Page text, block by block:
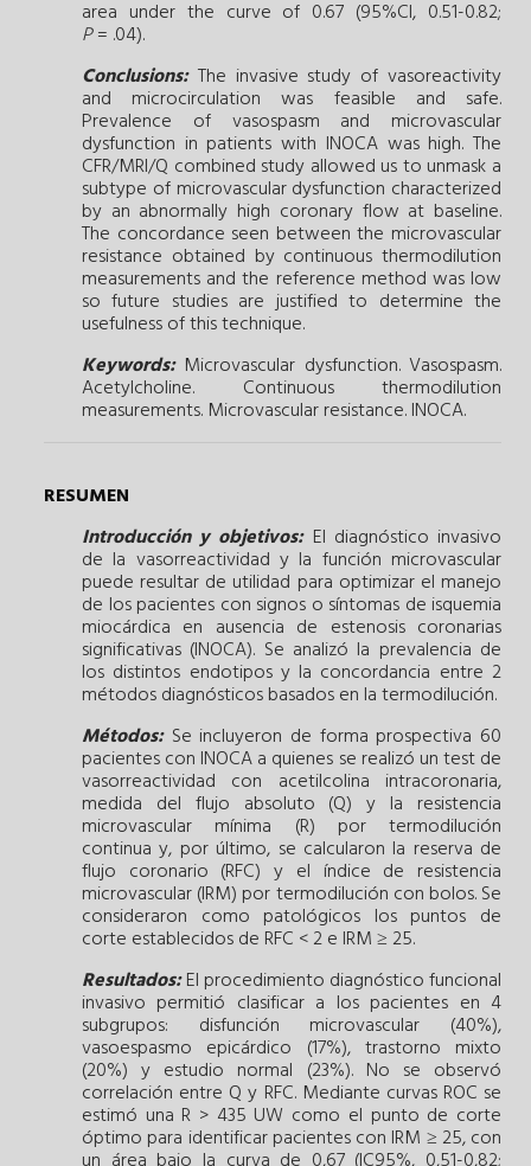
area under the curve of 0.67 (95%CI, 0.51-0.82;
P= .04).
Conclusions:The invasive study of vasoreactivity
and microcirculation was feasible and safe.
Prevalence of vasospasm and microvascular
dysfunction in patients with INOCA was high. The
CFR/MRI/Q combined study allowed us to unmask a
subtype of microvascular dysfunction characterized
by an abnormally high coronary flow at baseline.
The concordance seen between the microvascular
resistance obtained by continuous thermodilution
measurements and the reference method was low
so future studies are justified to determine the
usefulness of this technique.
Keywords: Microvascular dysfunction. Vasospasm.
Acetylcholine. Continuous thermodilution
measurements. Microvascular resistance.INOCA.
RESUMEN
Introducción y objetivos: El diagnóstico invasivo
de la vasorreactividad y la función microvascular
puede resultar de utilidad para optimizar el manejo
de los pacientes con signos o síntomas de isquemia
miocárdica en ausencia de estenosis coronarias
significativas (INOCA). Se analizó la prevalencia de
los distintos endotipos y la concordancia entre 2
métodos diagnósticos basados en la termodilución.
Métodos:Se incluyeron de forma prospectiva 60
pacientes con INOCA a quienes se realizó un test de
vasorreactividad con acetilcolina intracoronaria,
medida del flujo absoluto (Q) y la resistencia
microvascular mínima (R) por termodilución
continua y, por último, se calcularon la reserva de
flujo coronario (RFC) y el índice de resistencia
microvascular (IRM) por termodilución con bolos. Se
consideraron como patológicos los puntos de
corte establecidos de RFC < 2 e IRM ≥ 25.
Resultados:El procedimiento diagnóstico funcional
invasivo permitió clasificar a los pacientes en 4
subgrupos: disfunción microvascular (40%),
vasoespasmo epicárdico (17%), trastorno mixto
(20%) y estudio normal (23%). No se observó
correlación entre Q y RFC. Mediante curvas ROC se
estimó una R > 435 UW como el punto de corte
óptimo para identificar pacientes con IRM ≥ 25, con